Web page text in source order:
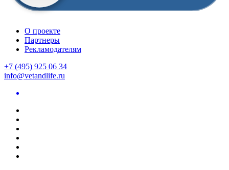
О проекте
Партнеры
Рекламодателям
+7 (495) 925 06 34
info@vetandlife.ru